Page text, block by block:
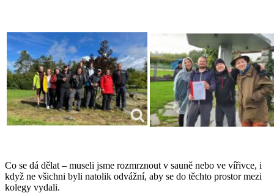
Co se dá dělat – museli jsme rozmrznout v sauně nebo ve vířivce, i
když ne všichni byli natolik odvážní, aby se do těchto prostor mezi
kolegy vydali.